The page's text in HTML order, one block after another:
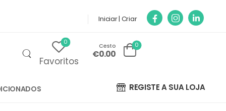
Iniciar | Criar
0
Favoritos
Cesto
€0.00
0
REGISTE A SUA LOJA